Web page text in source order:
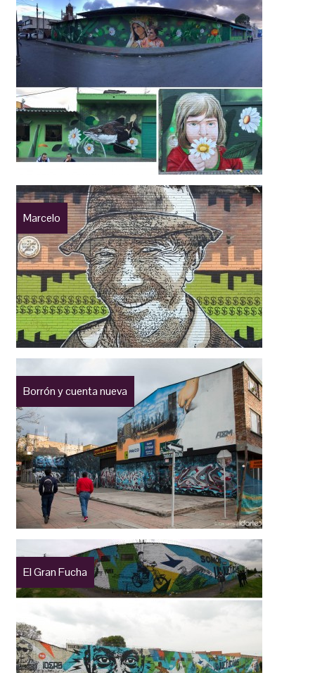
Marcelo
Borrón y cuenta nueva
El Gran Fucha